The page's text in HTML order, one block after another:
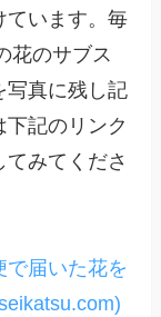
ています。毎
花のサブス
写真に残し記
記のリンク
みてくださ
で届いた花を